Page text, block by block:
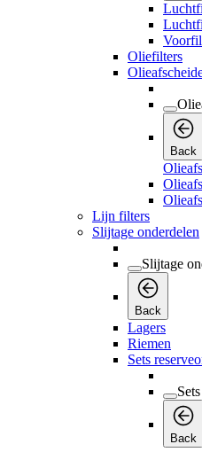
Oliefilters
Back
Lijn filters
Slijtage onderdelen
Slijtage
Back
Lagers
Riemen
Sets
Back